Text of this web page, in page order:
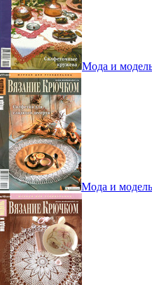
Мода и
Мода и